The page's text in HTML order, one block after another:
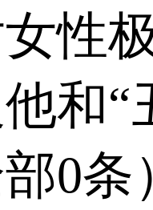
性
他和
0条